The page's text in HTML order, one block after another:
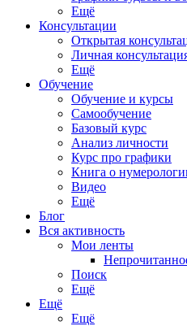
Ещё
Консультации
Открытая
Личная
Ещё
Обучение
Обучение и курсы
Самообучение
Базовый курс
Анализ личности
Курс про графики
Книга о
Видео
Ещё
Блог
Вся активность
Мои ленты
Поиск
Ещё
Ещё
Ещё